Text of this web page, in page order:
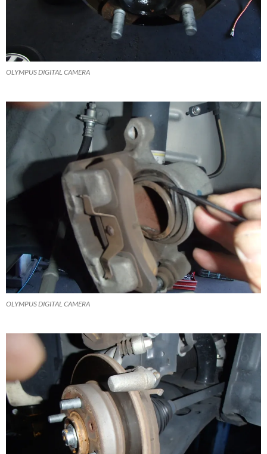
OLYMPUS DIGITAL CAMERA
OLYMPUS DIGITAL CAMERA